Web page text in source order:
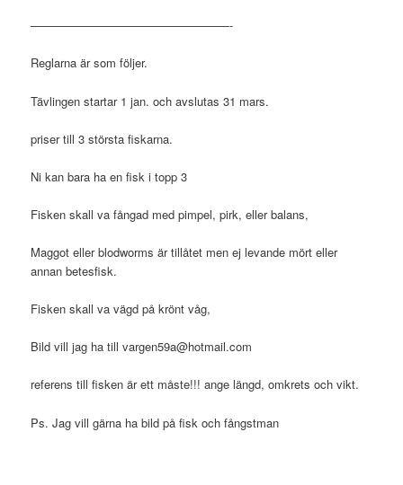
—————————————————-
Reglarna är som följer.
Tävlingen startar 1 jan. och avslutas 31 mars.
priser till 3 största fiskarna.
Ni kan bara ha en fisk i topp 3
Fisken skall va fångad med pimpel, pirk, eller balans,
Maggot eller blodworms är tillåtet men ej levande mört eller
annan betesfisk.
Fisken skall va vägd på krönt våg,
Bild vill jag ha tillvargen59a@hotmail.com
referens till fisken är ett måste!!! ange längd, omkrets och vikt.
Ps. Jag vill gärna ha bild på fisk och fångstman